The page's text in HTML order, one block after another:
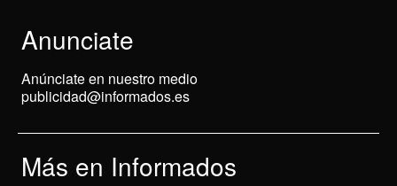
Anunciate
Anúnciate en nuestro medio
publicidad@informados.es
Más en Informados